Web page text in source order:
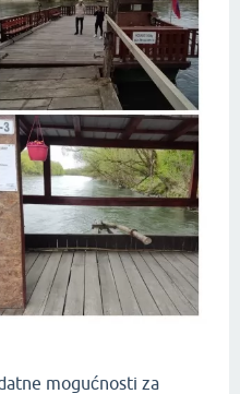
mogućnosti za